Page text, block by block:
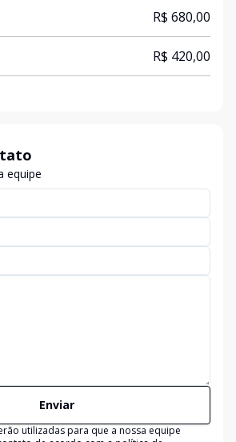
R$ 680,00
R$ 420,00
equipe
Enviar
utilizadas para que a nossa equipe